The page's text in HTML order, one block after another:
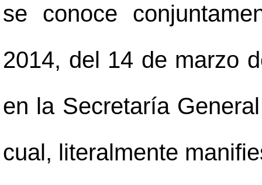
se conoce
2014, del 14 de marzo
en la Secretaría
cual, literalmente